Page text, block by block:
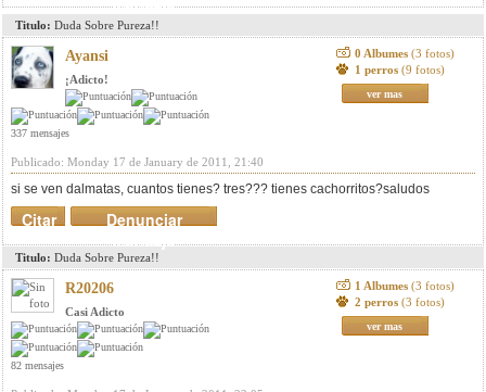
Titulo: Duda Sobre Pureza!!
Ayansi
¡Adicto!
337 mensajes
0 Albumes (3 fotos)
1 perros (9 fotos)
ver mas
Publicado: Monday 17 de January de 2011, 21:40
si se ven dalmatas, cuantos tienes? tres??? tienes cachorritos?saludos
Denunciar
mensaje
Citar
Titulo: Duda Sobre Pureza!!
R20206
Casi Adicto
82 mensajes
1 Albumes (3 fotos)
2 perros (3 fotos)
ver mas